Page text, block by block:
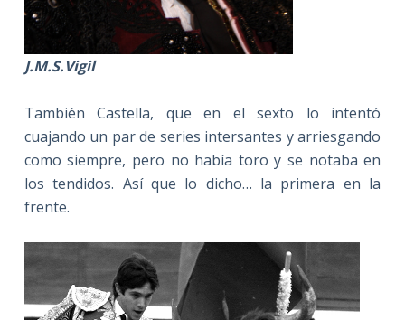
J.M.S.Vigil
También Castella, que en el sexto lo intentó
cuajando un par de series intersantes y arriesgando
como siempre, pero no había toro y se notaba en
los tendidos. Así que lo dicho… la primera en la
frente.